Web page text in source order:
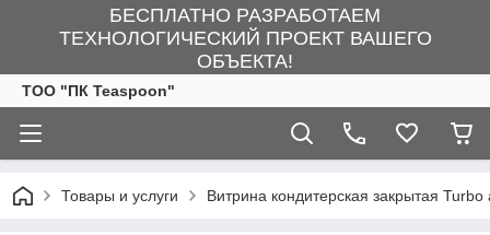
БЕСПЛАТНО РАЗРАБОТАЕМ
ТЕХНОЛОГИЧЕСКИЙ ПРОЕКТ ВАШЕГО
ОБЪЕКТА!
ТОО "ПК Teaspoon"
Товары и услуги Витрина кондитерская закрытая